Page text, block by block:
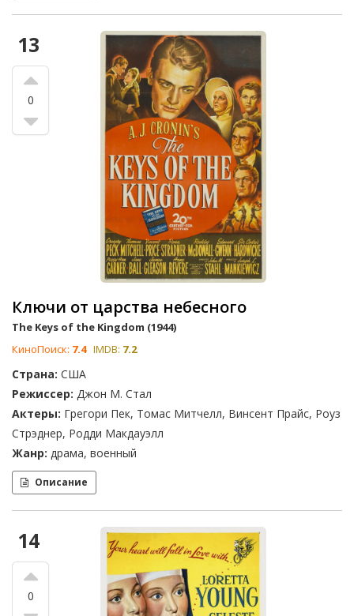
13
0
Ключи от царства небесного
The Keys of the Kingdom (1944)
КиноПоиск: 7.4 IMDB: 7.2
Страна: США
Режиссер: Джон М. Стал
Актеры: Грегори Пек, Томас Митчелл, Винсент Прайс, Роуз
Стрэднер, Родди Макдауэлл
Жанр: драма, военный
Описание
14
0